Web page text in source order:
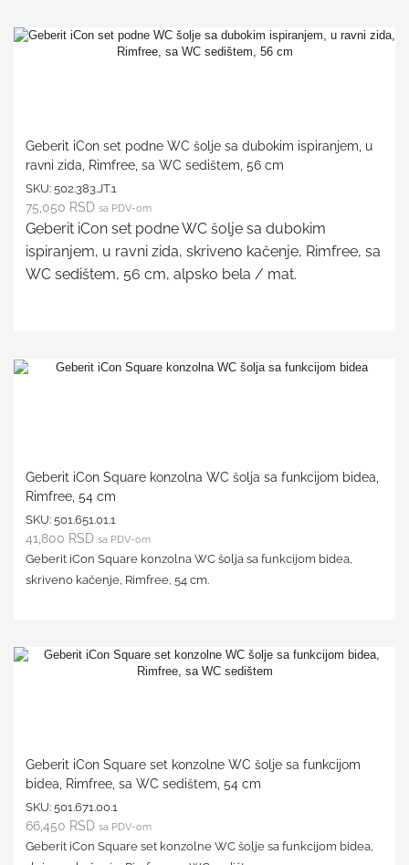
Geberit iCon set podne WC šolje sa dubokim ispiranjem, u
ravni zida, Rimfree, sa WC sedištem, 56 cm
SKU: 502.383.JT.1
75,050 RSD sa PDV-om
Geberit iCon set podne WC šolje sa dubokim
ispiranjem, u ravni zida, skriveno kačenje, Rimfree, sa
WC sedištem, 56 cm, alpsko bela / mat.
Geberit iCon Square konzolna WC šolja sa funkcijom bidea,
Rimfree, 54 cm
SKU: 501.651.01.1
41,800 RSD sa PDV-om
Geberit iCon Square konzolna WC šolja sa funkcijom bidea,
skriveno kačenje, Rimfree, 54 cm.
Geberit iCon Square set konzolne WC šolje sa funkcijom
bidea, Rimfree, sa WC sedištem, 54 cm
SKU: 501.671.00.1
66,450 RSD sa PDV-om
Geberit iCon Square set konzolne WC šolje sa funkcijom bidea,